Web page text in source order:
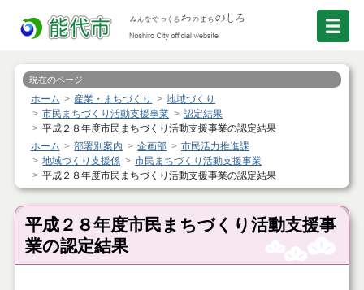
現在のページ
ホーム 産業・まちづくり
地域づくり
市民まちづくり活動支援事業
認定結果
平成２８年度市民まちづくり活動支援事業の認定結果
ホーム
部署別案内 企画部
市民活力推進課
地域づくり支援係
市民まちづくり活動支援事業
平成２８年度市民まちづくり活動支援事業の認定結果
平成２８年度市民まちづくり活動支援事
業の認定結果